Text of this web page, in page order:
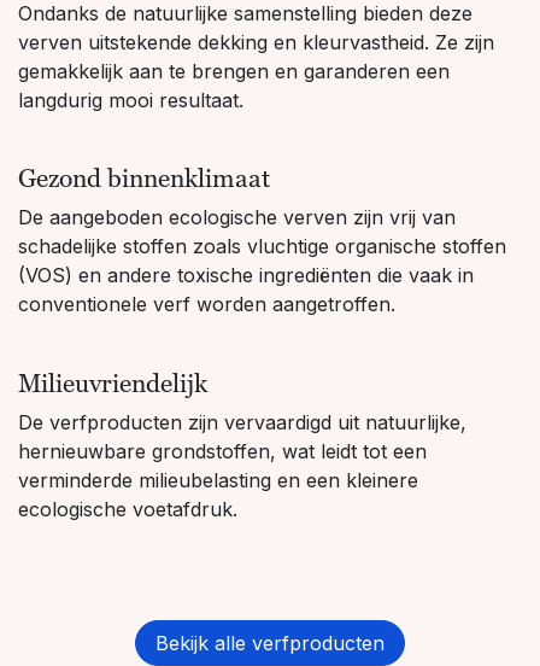
Ondanks de natuurlijke samenstelling bieden deze
verven uitstekende dekking en kleurvastheid. Ze zijn
gemakkelijk aan te brengen en garanderen een
langdurig mooi resultaat.
Gezond binnenklimaat
De aangeboden ecologische verven zijn vrij van
schadelijke stoffen zoals vluchtige organische stoffen
(VOS) en andere toxische ingrediënten die vaak in
conventionele verf worden aangetroffen.
Milieuvriendelijk
De verfproducten zijn vervaardigd uit natuurlijke,
hernieuwbare grondstoffen, wat leidt tot een
verminderde milieubelasting en een kleinere
ecologische voetafdruk.
Bekijk alle verfproducten